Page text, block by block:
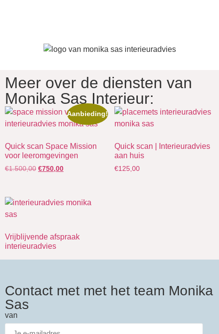
Meer over de diensten van
Monika Sas Interieur:
Aanbieding!
Quick scan Space Mission
voor leeromgevingen
€1.500,00 €750,00
Quick scan | Interieuradvies
aan huis
€125,00
Vrijblijvende afspraak
interieuradvies
Contact met met het team Monika
Sas
van